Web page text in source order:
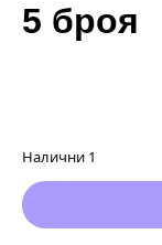
5 броя
Налични 1